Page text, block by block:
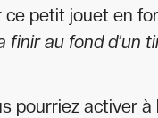
ce petit jouet en
finir au fond d’un
pourriez activer à